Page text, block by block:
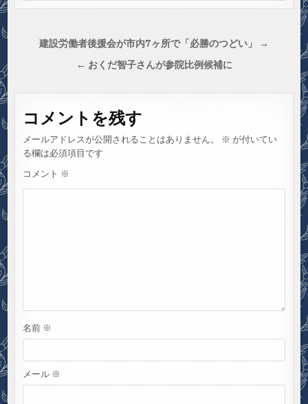
ゲ
ー
シ
ョ
建設労働者後援会が市内7ヶ所で「必勝のつどい」 →
← おくだ智子さんが参院比例候補に
コメントを残す
メールアドレスが公開されることはありません。 ※ が付いてい
る欄は必須項目です
コメント ※
名前 ※
メール ※